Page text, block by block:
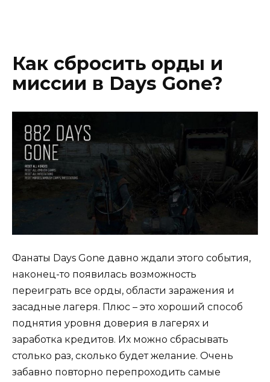
Как сбросить орды и
миссии в Days Gone?
Фанаты Days Gone давно ждали этого события,
наконец-то появилась возможность
переиграть все орды, области заражения и
засадные лагеря. Плюс – это хороший способ
поднятия уровня доверия в лагерях и
заработка кредитов. Их можно сбрасывать
столько раз, сколько будет желание. Очень
забавно повторно перепроходить самые